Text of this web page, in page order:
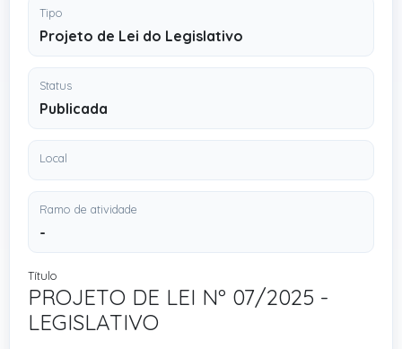
Tipo
Projeto de Lei do Legislativo
Status
Publicada
Local
Ramo de atividade
-
Título
PROJETO DE LEI Nº 07/2025 -
LEGISLATIVO